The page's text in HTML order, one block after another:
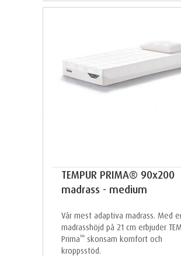
TEMPUR PRIMA® 90x200
madrass - medium
Vår mest adaptiva madrass. Med
madrasshöjd på 21 cm erbjuder
Prima™skonsam komfort och
kroppsstöd.